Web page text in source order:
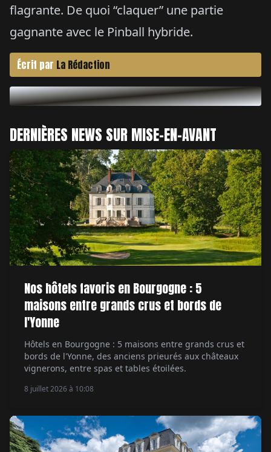
flagrante. De quoi “claquer” une partie
gagnante avec le Pinball hybride.
Écrit par La Rédaction
DERNIÈRES NEWS SUR MISE-EN-AVANT
Nos hôtels favoris en Bourgogne : 5
maisons entre grands crus et bords de
l'Yonne
Hôtels en Bourgogne : 5 maisons entre grands crus et
bords de l'Yonne, des anciens prieurés aux châteaux
vignerons, entre spas et tables étoilées.
8 juillet 2026 à 10:08